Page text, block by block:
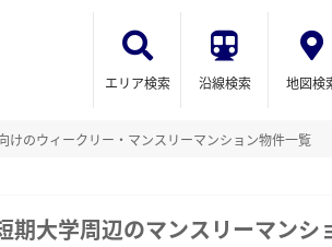
エリア検索 沿線検索 地図検
けのウィークリー・マンスリーマンション物件一覧
期大学周辺のマンスリーマン